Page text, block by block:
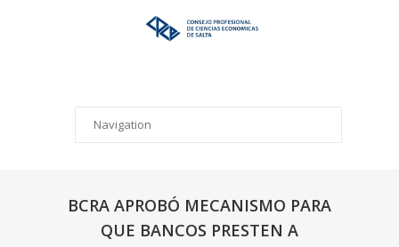
BCRA APROBÓ MECANISMO PARA
QUE BANCOS PRESTEN A